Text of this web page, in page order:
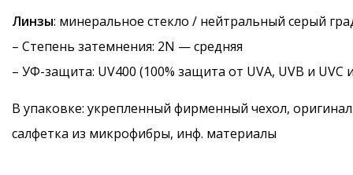
Линзы: минеральное стекло / нейтральный серый
– Степень затемнения: 2N — средняя
– УФ-защита: UV400 (100% защита от UVA, UVB и UVC
В упаковке: укрепленный фирменный чехол,
салфетка из микрофибры, инф. материалы